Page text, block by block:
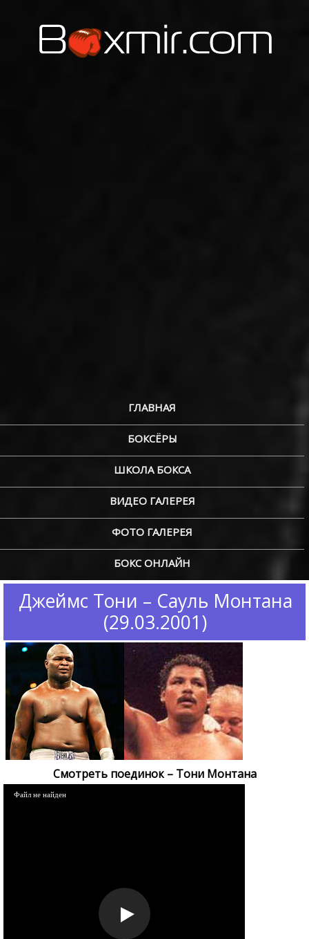
ГЛАВНАЯ
БОКСЁРЫ
ШКОЛА БОКСА
ВИДЕО ГАЛЕРЕЯ
ФОТО ГАЛЕРЕЯ
БОКС ОНЛАЙН
Джеймс Тони – Сауль Монтана
(29.03.2001)
Смотреть поединок – Тони Монтана
Файл не найден